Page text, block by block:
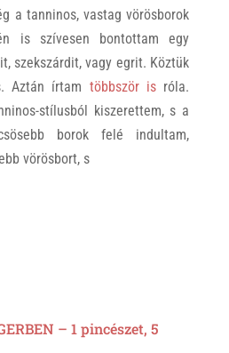
a tanninos, vastag vörösborok
is szívesen bontottam egy
szekszárdit, vagy egrit. Köztük
Aztán írtam többször isróla.
stílusból kiszerettem, s a
borok felé indultam,
vörösbort, s
– 1 pincészet, 5